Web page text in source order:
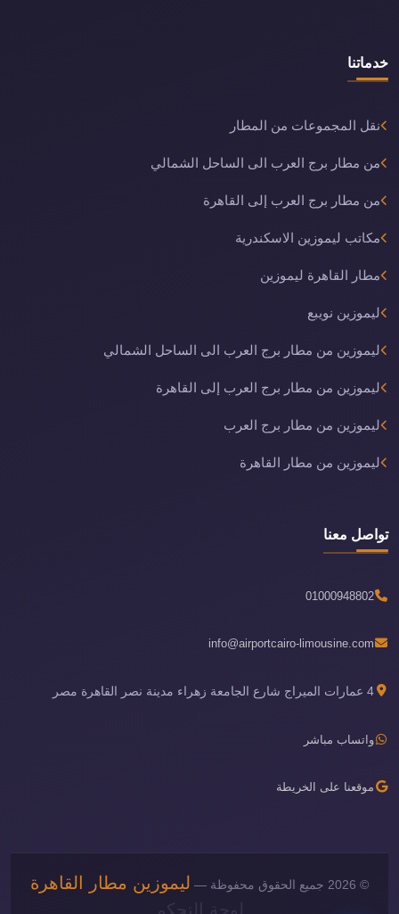
خدماتنا
نقل المجموعات من المطار
من مطار برج العرب الى الساحل الشمالي
من مطار برج العرب إلى القاهرة
مكاتب ليموزين الاسكندرية
مطار القاهرة ليموزين
ليموزين نويبع
ليموزين من مطار برج العرب الى الساحل الشمالي
ليموزين من مطار برج العرب إلى القاهرة
ليموزين من مطار برج العرب
ليموزين من مطار القاهرة
تواصل معنا
01000948802
info@airportcairo-limousine.com
4 عمارات الميراج شارع الجامعة زهراء مدينة نصر القاهرة مصر
واتساب مباشر
موقعنا على الخريطة
© 2026 جميع الحقوق محفوظة —
ليموزين مطار القاهرة